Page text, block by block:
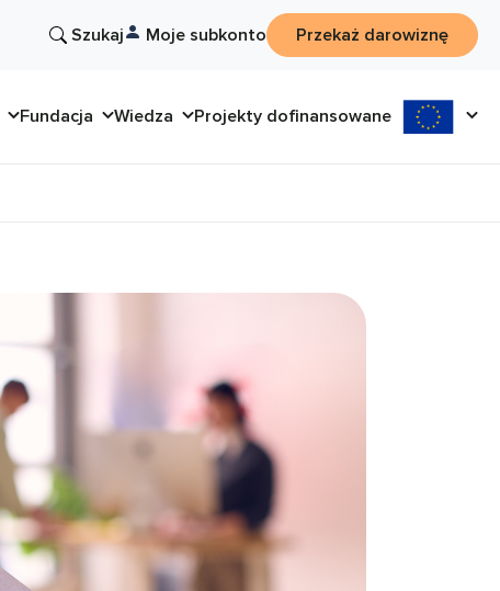
Szukaj Moje subkonto Przekaż darowiznę
Fundacja Wiedza Projekty dofinansowane